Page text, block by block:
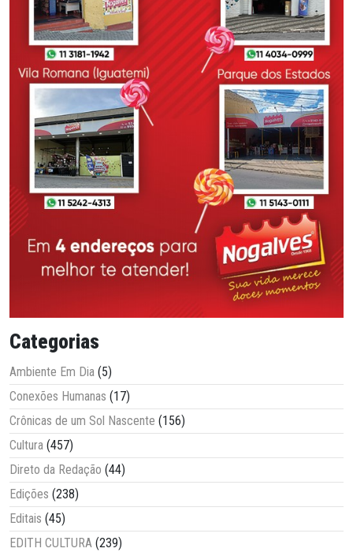
Categorias
Ambiente Em Dia (5)
Conexões Humanas (17)
Crônicas de um Sol Nascente (156)
Cultura (457)
Direto da Redação (44)
Edições (238)
Editais (45)
EDITH CULTURA (239)